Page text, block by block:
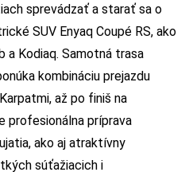
sprevádzať a starať sa o
SUV Enyaq Coupé RS, ako
a Kodiaq. Samotná trasa
kombináciu prejazdu
až po finiš na
profesionálna príprava
ako aj atraktívny
súťažiacich i